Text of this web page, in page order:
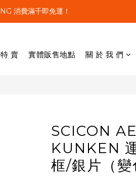
消費滿千即免運！
賣 實體販售地點 關 於 我 們
SCICON
KUNKEN
框/銀片（變